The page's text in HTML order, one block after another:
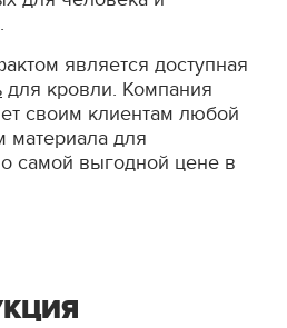
является доступная
для кровли. Компания
своим клиентам любой
для
самой выгодной цене в